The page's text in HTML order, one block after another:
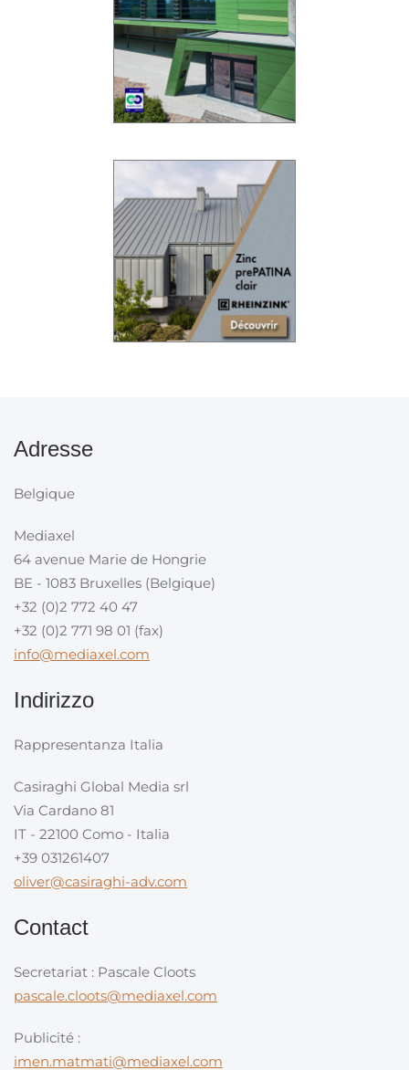
Adresse
Belgique
Mediaxel
64 avenue Marie de Hongrie
BE - 1083 Bruxelles (Belgique)
+32 (0)2 772 40 47
+32 (0)2 771 98 01 (fax)
info@mediaxel.com
Indirizzo
Rappresentanza Italia
Casiraghi Global Media srl
Via Cardano 81
IT - 22100 Como - Italia
+39 031261407
oliver@casiraghi-adv.com
Contact
Secretariat : Pascale Cloots
pascale.cloots@mediaxel.com
Publicité :
imen.matmati@mediaxel.com